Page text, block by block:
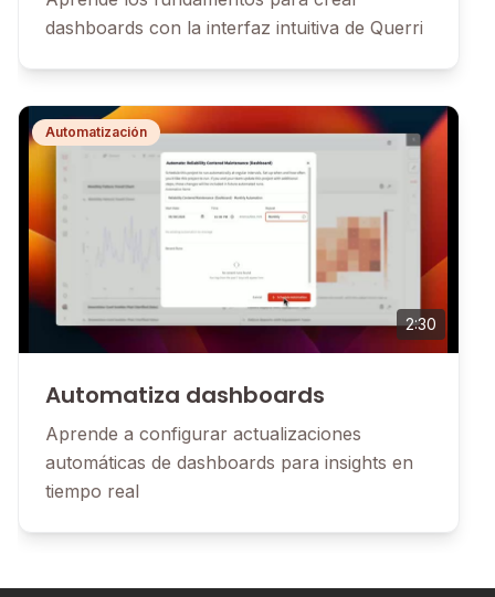
dashboards con la interfaz intuitiva de Querri
2:30
Automatización
Automatiza dashboards
Aprende a configurar actualizaciones
automáticas de dashboards para insights en
tiempo real